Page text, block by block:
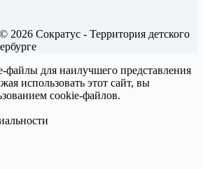
Сократус - Территория детского
для наилучшего представления
использовать этот сайт, вы
cookie-файлов.